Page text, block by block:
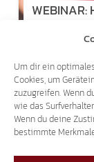
Um dir ein
Cookies, um
zuzugreifen. Wenn
wie das
Wenn du deine
bestimmte
WEBINAR: